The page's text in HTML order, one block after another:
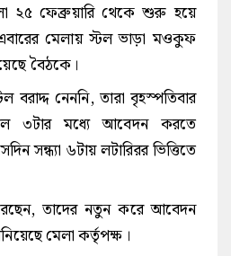
২৫ ফেব্রুয়ারি থেকে শুরু হয়ে
মেলায় স্টল ভাড়া মওকুফ
বৈঠকে।
নেননি, তারা বৃহস্পতিবার
৩টার মধ্যে আবেদন করতে
সন্ধ্যা ৬টায় লটারিরর ভিত্তিতে
তাদের নতুন করে আবেদন
মেলা কর্তৃপক্ষ।